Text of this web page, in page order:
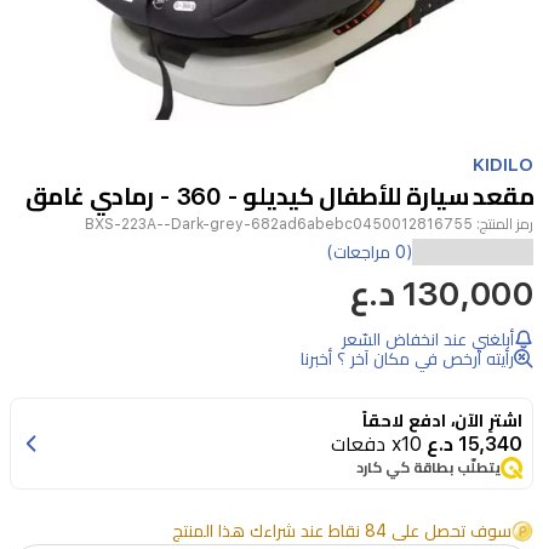
1
1
KIDILO
مقعد سيارة للأطفال كيديلو - 360 - رمادي غامق
رمز المنتج: BXS-223A--Dark-grey-682ad6abebc0450012816755
(0 مراجعات)
130,000 د.ع
أبلغني عند انخفاض السّعر
رأيته أرخص في مكان آخر ؟ أخبرنا
اشترِ الآن، ادفع لاحقاً
15,340 د.ع x10 دفعات
يتطلّب بطاقة كي كارد
سوف تحصل على 84 نقاط عند شراءك هذا المنتج